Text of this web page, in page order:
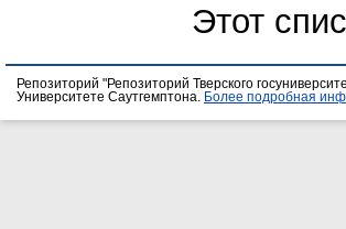
Этот
Репозиторий "Репозиторий Тверского
Университете Саутгемптона.
Более подробная